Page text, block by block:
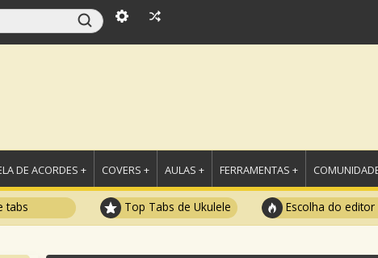
DE ACORDES + COVERS + AULAS + FERRAMENTAS +
tabs Top Tabs de Ukulele Escolha do editor